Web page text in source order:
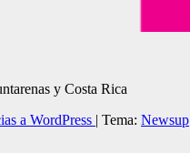
y Costa Rica
a WordPress | Tema: Newsup